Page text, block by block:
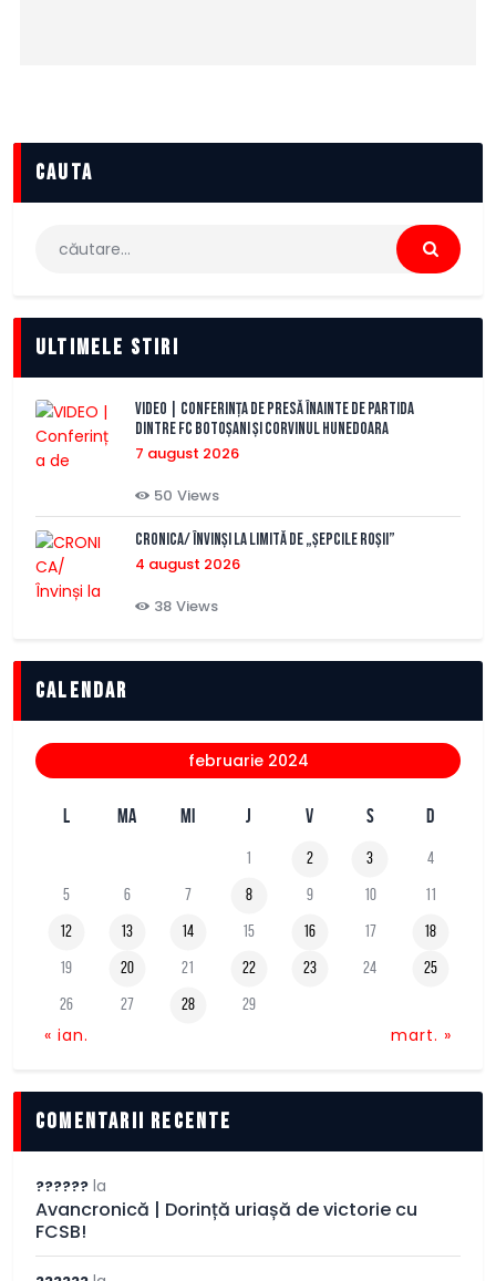
cauta
Caută
după:
Ultimele stiri
VIDEO | Conferința de presă înainte de partida
dintre FC Botoșani și Corvinul Hunedoara
7 august 2026
50 Views
CRONICA/ Învinși la limită de „Șepcile Roșii”
4 august 2026
38 Views
Calendar
februarie 2024
L MA MI J V S D
1 2 3 4
5 6 7 8 9 10 11
12 13 14 15 16 17 18
19 20 21 22 23 24 25
26 27 28 29
« ian. mart. »
comentarii recente
?????? la
Avancronică | Dorință uriașă de victorie cu
FCSB!